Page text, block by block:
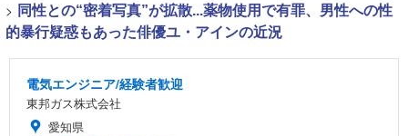
> 同性との“密着写真”が拡散...薬物使用で有罪、男性への性
的暴行疑惑もあった俳優ユ・アインの近況
電気エンジニア/経験者歓迎
東邦ガス株式会社
愛知県